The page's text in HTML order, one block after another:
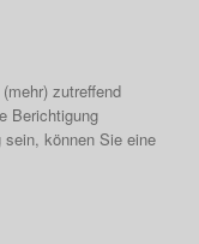
zutreffend
Berichtigung
können Sie eine